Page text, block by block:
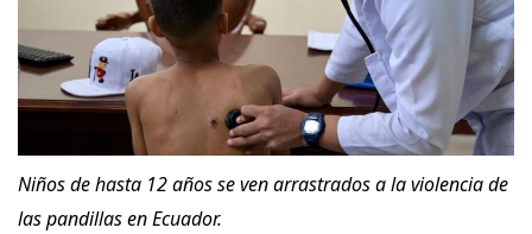
Niños de hasta 12 años se ven arrastrados a la violencia de
las pandillas en Ecuador.